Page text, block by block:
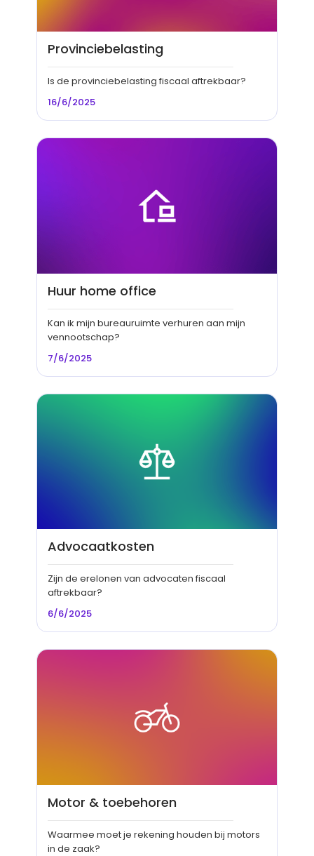
Provinciebelasting
Is de provinciebelasting fiscaal aftrekbaar?
16/6/2025
Huur home office
Kan ik mijn bureauruimte verhuren aan mijn
vennootschap?
7/6/2025
Advocaatkosten
Zijn de erelonen van advocaten fiscaal
aftrekbaar?
6/6/2025
Motor & toebehoren
Waarmee moet je rekening houden bij motors
in de zaak?